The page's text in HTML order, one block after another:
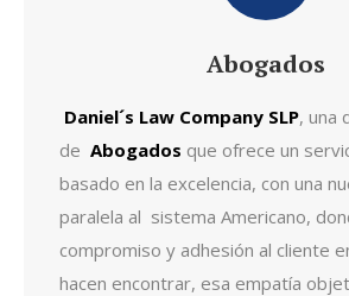
Abogados
Daniel´s Law Company SLP, una
de Abogados que ofrece un
basado en la excelencia, con una
paralela al sistema Americano,
compromiso y adhesión al cliente
hacen encontrar, esa empatía